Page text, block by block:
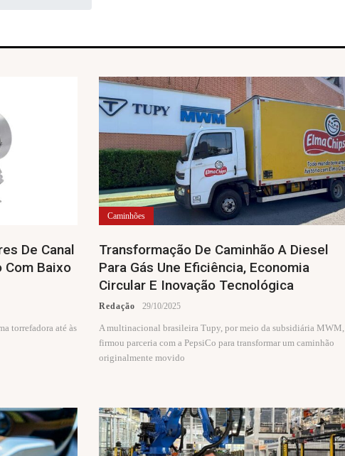
De Canal
Com Baixo
torrefadora até às
Caminhões
Transformação De Caminhão A Diesel
Para Gás Une Eficiência, Economia
Circular E Inovação Tecnológica
Redação 29/10/2025
A multinacional brasileira Tupy, por meio da subsidiária MWM,
firmou parceria com a PepsiCo para transformar um caminhão
originalmente movido